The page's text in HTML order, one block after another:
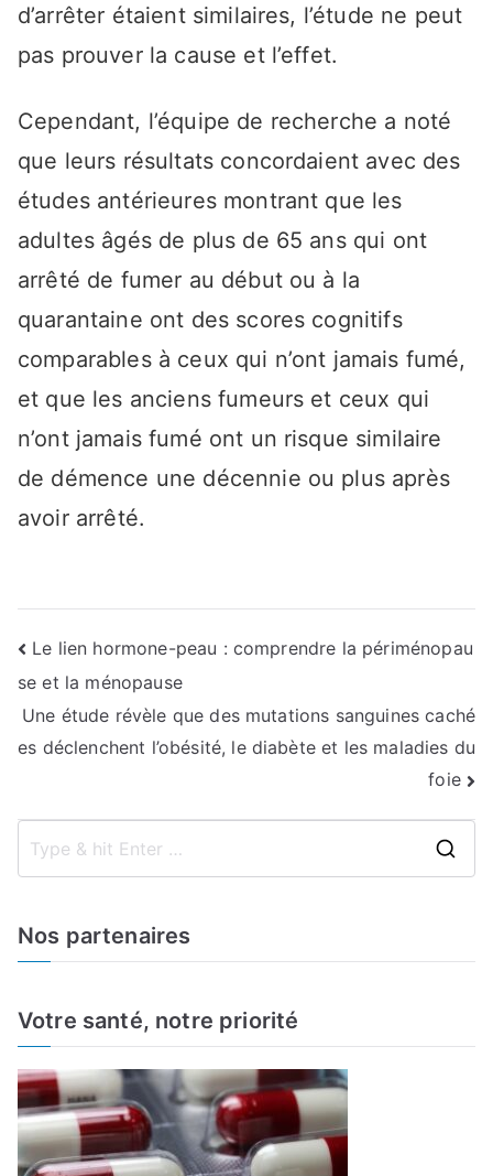
d’arrêter étaient similaires, l’étude ne peut
pas prouver la cause et l’effet.
Cependant, l’équipe de recherche a noté
que leurs résultats concordaient avec des
études antérieures montrant que les
adultes âgés de plus de 65 ans qui ont
arrêté de fumer au début ou à la
quarantaine ont des scores cognitifs
comparables à ceux qui n’ont jamais fumé,
et que les anciens fumeurs et ceux qui
n’ont jamais fumé ont un risque similaire
de démence une décennie ou plus après
avoir arrêté.
Navigation
de
l’article
Le lien hormone-peau : comprendre la périménopau
se et la ménopause
Une étude révèle que des mutations sanguines caché
es déclenchent l’obésité, le diabète et les maladies du
foie
f
Nos partenaires
Votre santé, notre priorité